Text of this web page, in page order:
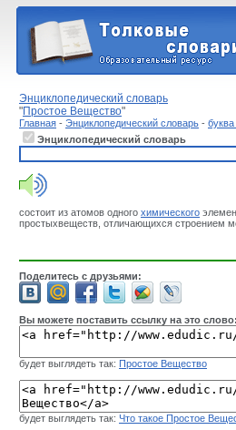
Энциклопедический словарь
"Простое Вещество"
Главная - Энциклопедический словарь -
Энциклопедический словарь
состоит из атомов одного химического
простыхвеществ, отличающихся строением
Поделитесь с друзьями:
Вы можете поставить ссылку на это слово:
будет выглядеть так: Простое Вещество
будет выглядеть так: Что такое Простое